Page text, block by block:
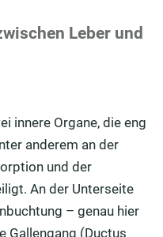
Leber und
innere Organe, die eng
anderem an der
und der
An der Unterseite
– genau hier
Gallengang (Ductus